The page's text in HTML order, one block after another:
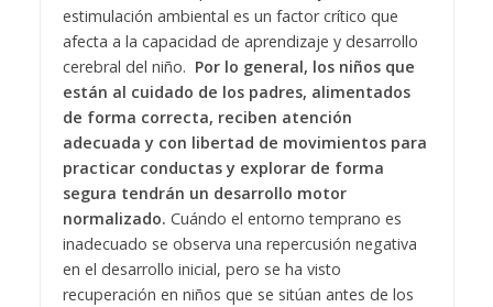
estimulación ambiental es un factor crítico que
afecta a la capacidad de aprendizaje y desarrollo
cerebral del niño. Por lo general, los niños que
están al cuidado de los padres, alimentados
de forma correcta, reciben atención
adecuada y con libertad de movimientos para
practicar conductas y explorar de forma
segura tendrán un desarrollo motor
normalizado. Cuándo el entorno temprano es
inadecuado se observa una repercusión negativa
en el desarrollo inicial, pero se ha visto
recuperación en niños que se sitúan antes de los